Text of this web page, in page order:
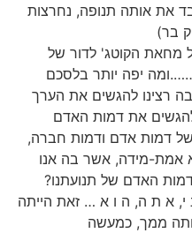
את אותה תנופה, נחרצות
בר)
מחאת הקוטג' לדור של
יפה יותר בלסכם
רצינו להגשים את הערך
את דמות האדם
דמות אדם ודמות חברה,
אמת-מידה, אשר בה אנו
האדם של תנועתנו?
י, א ת ה, ה ו א … זאת הייתה
ממך, כמעשה